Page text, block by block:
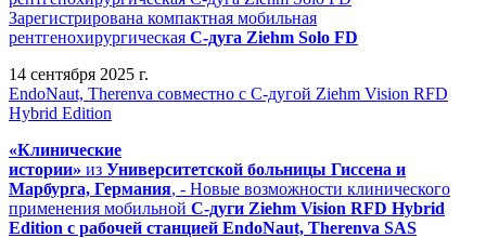
Зарегистрирована компактная мобильная
рентгенохирургическая С-дуга Ziehm Solo FD
14 сентября 2025 г.
EndoNaut, Therenva совместно с С-дугой Ziehm Vision RFD
Hybrid Edition
«Клинические
истории» из Университетской больницы Гиссена и
Марбурга, Германия, - Новые возможности клинического
применения мобильной С-дуги Ziehm Vision RFD Hybrid
Edition с рабочей станцией EndoNaut, Therenva SAS